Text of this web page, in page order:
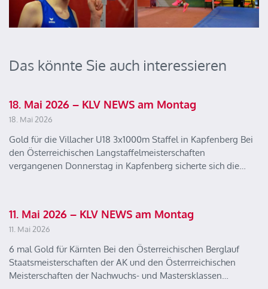
Das könnte Sie auch interessieren
18. Mai 2026 – KLV NEWS am Montag
18. Mai 2026
Gold für die Villacher U18 3x1000m Staffel in Kapfenberg Bei
den Österreichischen Langstaffelmeisterschaften
vergangenen Donnerstag in Kapfenberg sicherte sich die…
11. Mai 2026 – KLV NEWS am Montag
11. Mai 2026
6 mal Gold für Kärnten Bei den Österreichischen Berglauf
Staatsmeisterschaften der AK und den Österrreichischen
Meisterschaften der Nachwuchs- und Mastersklassen…